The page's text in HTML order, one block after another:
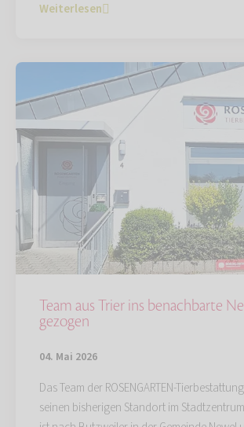
Weiterlesen
Team aus Trier ins benachbarte
gezogen
04. Mai 2026
Das Team der ROSENGARTEN-
seinen bisherigen Standort im